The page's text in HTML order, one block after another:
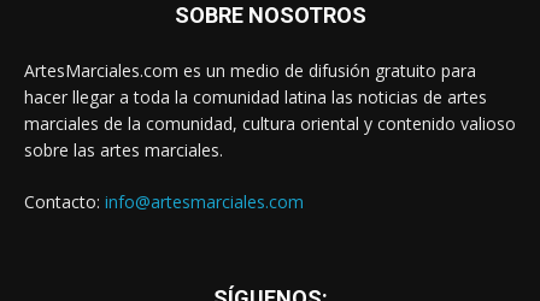
SOBRE NOSOTROS
ArtesMarciales.com es un medio de difusión gratuito para
hacer llegar a toda la comunidad latina las noticias de artes
marciales de la comunidad, cultura oriental y contenido valioso
sobre las artes marciales.
Contacto: info@artesmarciales.com